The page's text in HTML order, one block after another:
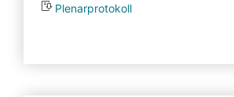
Plenarprotokoll